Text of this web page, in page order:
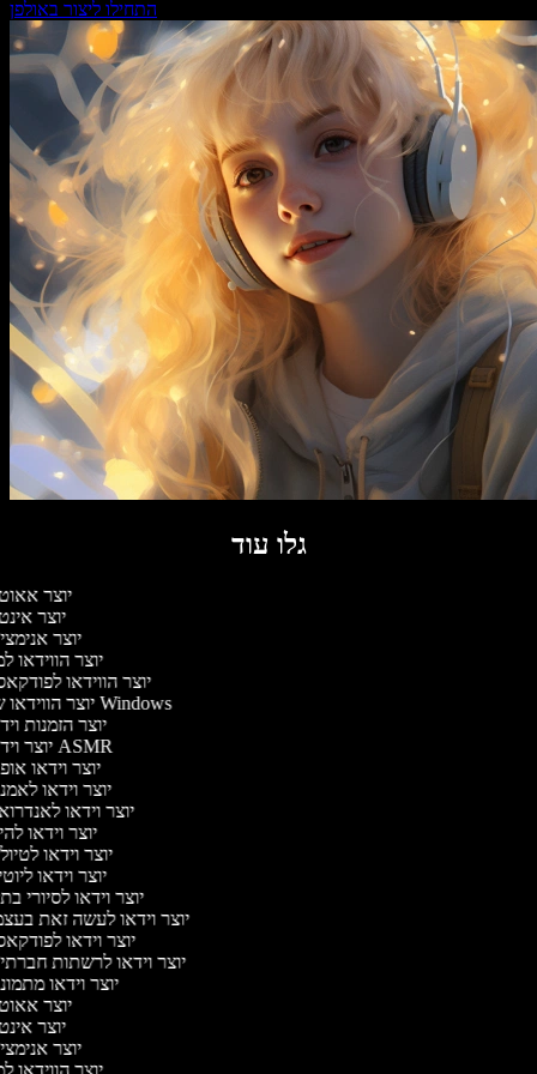
התחילו ליצור באולפן
גלו עוד
יוצר
יוצר
יוצר
יוצר הווידאו
יוצר הווידאו
יוצר הווידאו של Windows
יוצר הזמנות
יוצר וידאו ASMR
יוצר וידאו
יוצר וידאו
יוצר וידאו
יוצר וידאו
יוצר וידאו
יוצר וידאו
יוצר וידאו לסיורי
יוצר וידאו לעשה זאת
יוצר וידאו
יוצר וידאו לרשתות
יוצר וידאו
יוצר
יוצר
יוצר